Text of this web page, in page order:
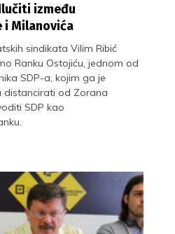
između
i Milanovića
sindikata Vilim Ribić
Ranku Ostojiću, jednom od
SDP-a, kojim ga je
od Zorana
SDP kao